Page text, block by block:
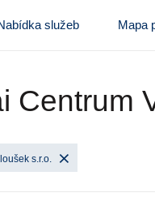
služeb Mapa
Centrum
s.r.o.